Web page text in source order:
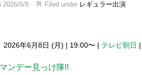
2026/6/8 Filed under レギュラー出演
2026年6月8日 (月) | 19:00〜 | テレビ朝日 |
ンデー見っけ隊!!